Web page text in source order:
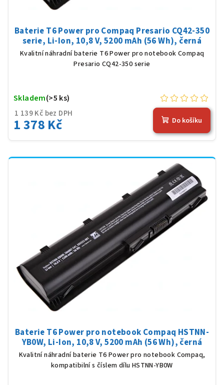
Baterie T6 Power pro Compaq Presario CQ42-350
serie, Li-Ion, 10,8 V, 5200 mAh (56 Wh), černá
Kvalitní náhradní baterie T6 Power pro notebook Compaq
Presario CQ42-350 serie
1 139 Kč bez DPH
1 378 Kč
Skladem(>5 ks)
Do košíku
Baterie T6 Power pro notebook Compaq HSTNN-
YB0W, Li-Ion, 10,8 V, 5200 mAh (56 Wh), černá
Kvalitní náhradní baterie T6 Power pro notebook Compaq,
kompatibilní s číslem dílu HSTNN-YB0W